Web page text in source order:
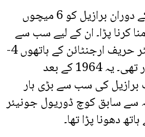
کوالیفائنگ راؤنڈ کے دوران برازیل کو 6 میچوں
کرنا پڑا۔ ان کے لیے سب سے
بڑا دھچکا ان کے کٹر حریف ارجنٹائن کے ہاتھوں 4-
1 کی عبرت ناک ہار تھی۔ یہ 1964 کے بعد
برازیل کی سب سے بڑی ہار
سابق کوچ ڈوریول جونیئر
دھونا پڑا تھا۔